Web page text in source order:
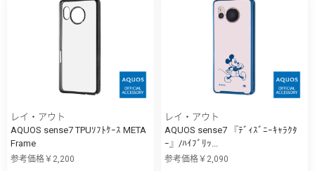
レイ・アウト
AQUOS sense7 TPUｿﾌﾄｹｰｽ META
Frame
参考価格￥2,200
レイ・アウト
AQUOS sense7 『ﾃﾞｨｽﾞﾆｰｷｬﾗｸﾀ
ｰ』/ﾊｲﾌﾞﾘｯ...
参考価格￥2,090